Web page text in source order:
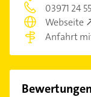
03971 24
Webseite
Anfahrt
Bewertungen